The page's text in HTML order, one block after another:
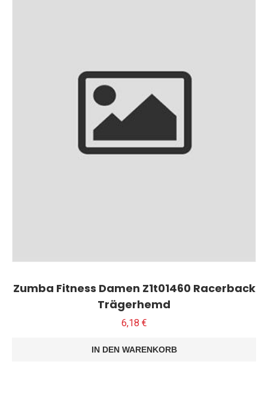
Zumba Fitness Damen Z1t01460 Racerback
Trägerhemd
6,18 €
IN DEN WARENKORB